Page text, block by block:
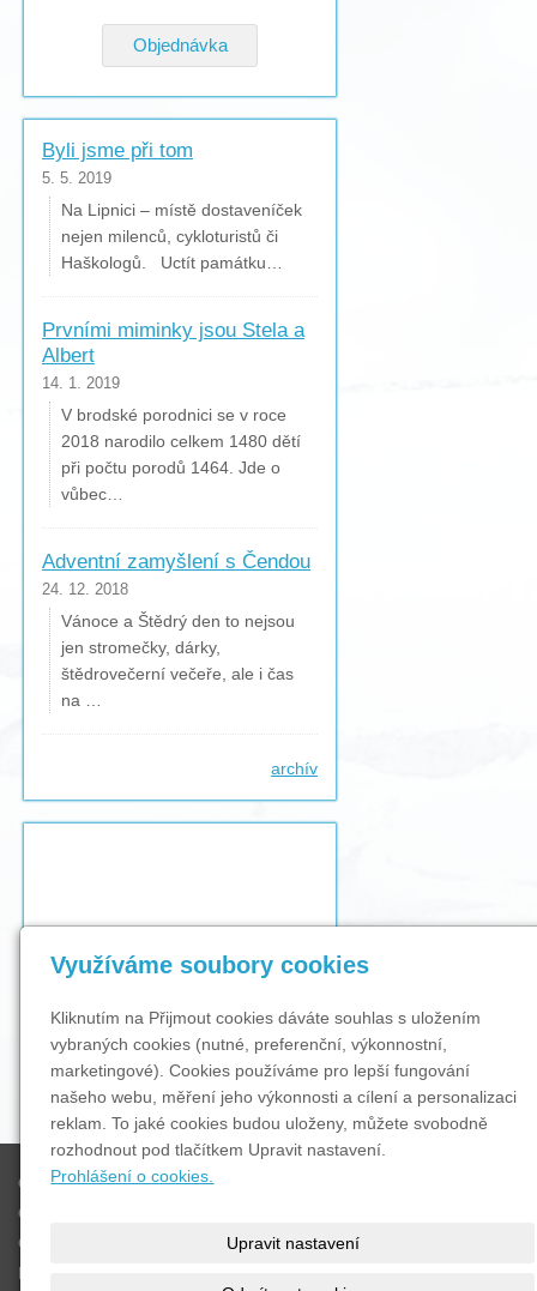
Objednávka
Byli jsme při tom
5. 5. 2019
Na Lipnici – místě dostaveníček
nejen milenců, cykloturistů či
Haškologů. Uctít památku…
Prvními miminky jsou Stela a
Albert
14. 1. 2019
V brodské porodnici se v roce
2018 narodilo celkem 1480 dětí
při počtu porodů 1464. Jde o
vůbec…
Adventní zamyšlení s Čendou
24. 12. 2018
Vánoce a Štědrý den to nejsou
jen stromečky, dárky,
štědrovečerní večeře, ale i čas
na …
archív
O nás
OBJEDNÁVKA
Ceník
Kontakty
Využíváme soubory cookies
Kliknutím na Přijmout cookies dáváte souhlas s uložením
vybraných cookies (nutné, preferenční, výkonnostní,
marketingové). Cookies používáme pro lepší fungování
našeho webu, měření jeho výkonnosti a cílení a personalizaci
reklam. To jaké cookies budou uloženy, můžete svobodně
rozhodnout pod tlačítkem Upravit nastavení.
Prohlášení o cookies.
Upravit nastavení